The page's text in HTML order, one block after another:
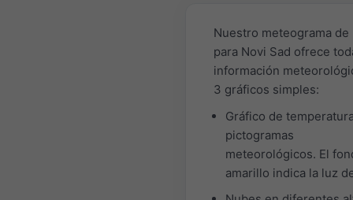
Nuestro meteograma de
para Novi Sad ofrece
información
3 gráficos simples:
Gráfico de
pictogramas
meteorológicos. El
amarillo indica la luz